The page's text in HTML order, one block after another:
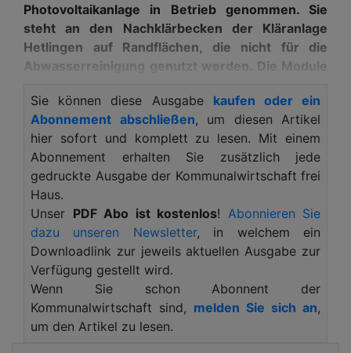
Photovoltaikanlage in Betrieb genommen. Sie
steht an den Nachklärbecken der Kläranlage
Hetlingen auf Randflächen, die nicht für die
Abwasserreinigung genutzt werden. Die Module
Energieneutralität, die nun auch die EU-
Kommunalabwasserrichtlinie vorgibt.
Die erwartete Stromerzeugung der neuen PV-
Anlage beträgt durchschnittlich 240.000
Kilowattstunden pro Jahr. Der Strom fließt direkt
in den Betrieb der Abwasserreinigungsanlagen.
Investiert wurden rund 580.000 Euro. Mit den 656
Solarmodulen wird der Verband – bezogen auf den
deutschen Strommix 2024 – pro Jahr etwa 140
Tonnen an klimaschädlichem Kohlendioxidausstoß
einsparen. Eine weitere Photovoltaikanlage, fast
doppelt so groß wie die aktuelle Neuanschaffung,
Sie können diese Ausgabe kaufen oder ein
Abonnement abschließen, um diesen Artikel
hier sofort und komplett zu lesen. Mit einem
Abonnement erhalten Sie zusätzlich jede
gedruckte Ausgabe der Kommunalwirtschaft frei
Haus.
Unser PDF Abo ist kostenlos! Abonnieren Sie
dazu unseren Newsletter, in welchem ein
Downloadlink zur jeweils aktuellen Ausgabe zur
Verfügung gestellt wird.
Wenn Sie schon Abonnent der
Kommunalwirtschaft sind, melden Sie sich an,
um den Artikel zu lesen.